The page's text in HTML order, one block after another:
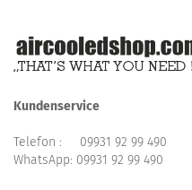
Kundenservice
Telefon : 09931 92 99 490
WhatsApp: 09931 92 99 490